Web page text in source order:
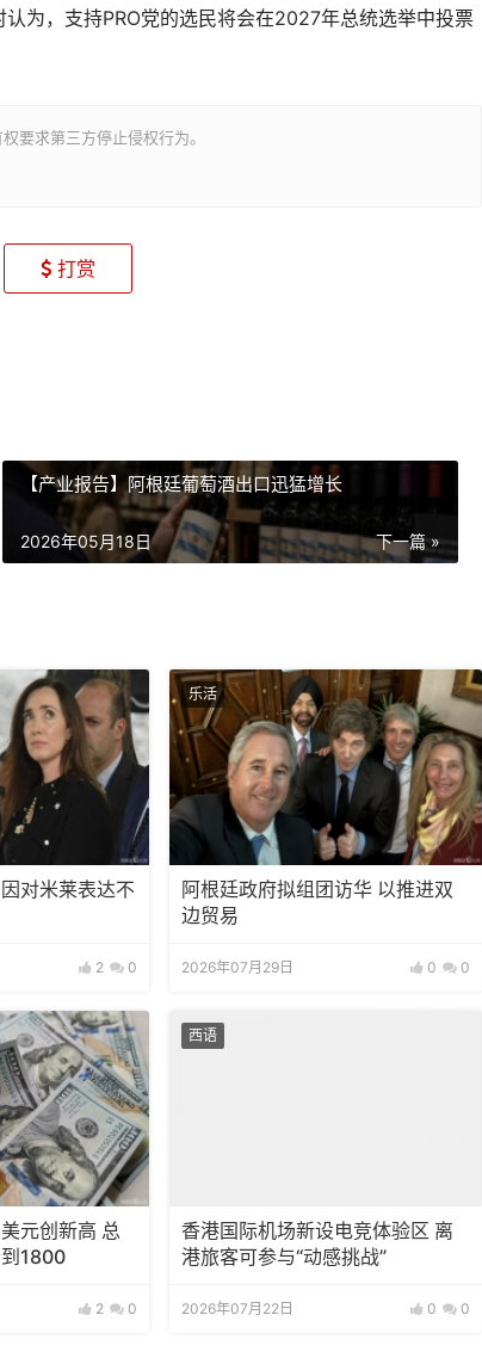
为，支持PRO党的选民将会在2027年总统选举中投票
要求第三方停止侵权行为。
打赏
【产业报告】阿根廷葡萄酒出口迅猛增长
下一篇 »
2026年05月18日
对米莱表达不
2 0
乐活
阿根廷政府拟组团访华 以推进双
边贸易
2026年07月29日 0 0
元创新高 总
1800
2 0
西语
香港国际机场新设电竞体验区 离
港旅客可参与“动感挑战”
2026年07月22日 0 0